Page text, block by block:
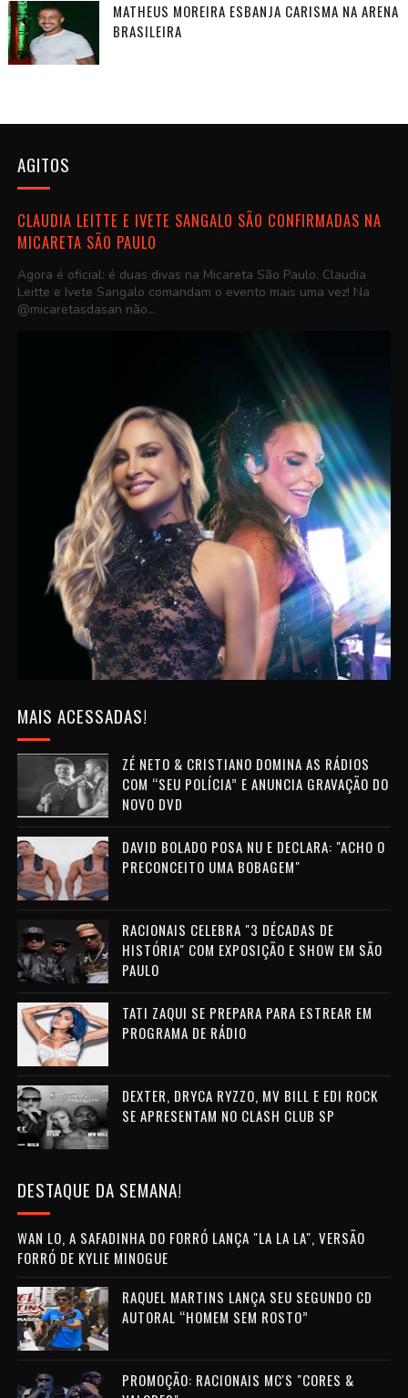
MATHEUS MOREIRA ESBANJA CARISMA NA ARENA
BRASILEIRA
AGITOS
CLAUDIA LEITTE E IVETE SANGALO SÃO CONFIRMADAS NA
MICARETA SÃO PAULO
Agora é oficial: é duas divas na Micareta São Paulo. Claudia
Leitte e Ivete Sangalo comandam o evento mais uma vez! Na
@micaretasdasan não...
MAIS ACESSADAS!
ZÉ NETO & CRISTIANO DOMINA AS RÁDIOS
COM “SEU POLÍCIA” E ANUNCIA GRAVAÇÃO DO
NOVO DVD
DAVID BOLADO POSA NU E DECLARA: "ACHO O
PRECONCEITO UMA BOBAGEM"
RACIONAIS CELEBRA "3 DÉCADAS DE
HISTÓRIA" COM EXPOSIÇÃO E SHOW EM SÃO
PAULO
TATI ZAQUI SE PREPARA PARA ESTREAR EM
PROGRAMA DE RÁDIO
DEXTER, DRYCA RYZZO, MV BILL E EDI ROCK
SE APRESENTAM NO CLASH CLUB SP
DESTAQUE DA SEMANA!
WAN LO, A SAFADINHA DO FORRÓ LANÇA "LA LA LA", VERSÃO
FORRÓ DE KYLIE MINOGUE
RAQUEL MARTINS LANÇA SEU SEGUNDO CD
AUTORAL “HOMEM SEM ROSTO”
PROMOÇÃO: RACIONAIS MC'S "CORES &